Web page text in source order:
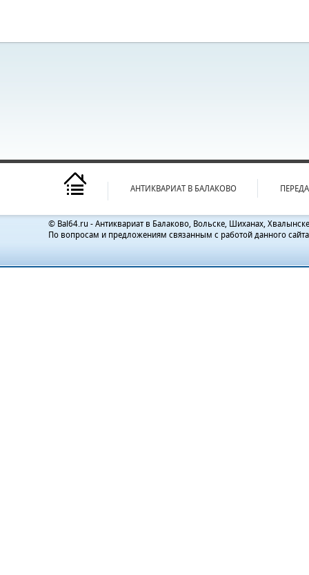
АНТИКВАРИАТ В БАЛАКОВО
© Bal64.ru - Антиквариат в Балаково, Вольске, Шиханах,
По вопросам и предложениям связанным с работой данного